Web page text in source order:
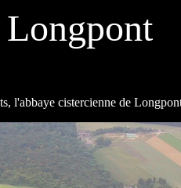
l'abbaye cistercienne de